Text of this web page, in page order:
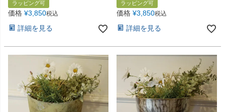
ラッピング可
価格 ¥3,850税込
詳細を見る
ラッピング可
価格 ¥3,850税込
詳細を見る